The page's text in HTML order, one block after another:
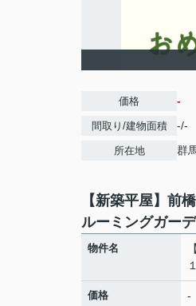
価格 -
間取り/建物面積 -/-
所在地 群
【新築平屋】
ルーミングガー
物件名
価格 -